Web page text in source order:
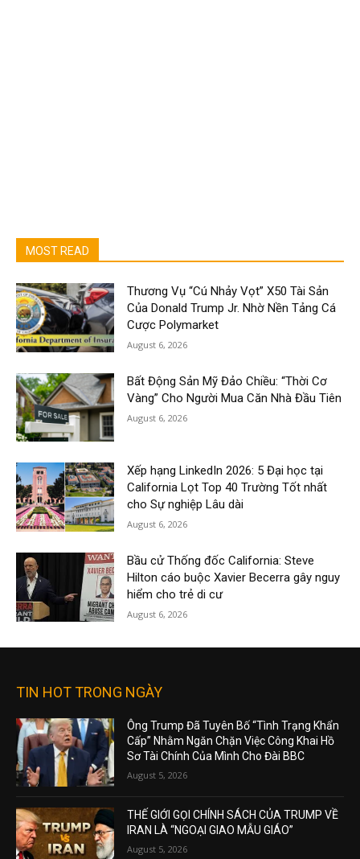
MOST READ
Thương Vụ “Cú Nhảy Vọt” X50 Tài Sản
Của Donald Trump Jr. Nhờ Nền Tảng Cá
Cược Polymarket
August 6, 2026
Bất Động Sản Mỹ Đảo Chiều: “Thời Cơ
Vàng” Cho Người Mua Căn Nhà Đầu Tiên
August 6, 2026
Xếp hạng LinkedIn 2026: 5 Đại học tại
California Lọt Top 40 Trường Tốt nhất
cho Sự nghiệp Lâu dài
August 6, 2026
Bầu cử Thống đốc California: Steve
Hilton cáo buộc Xavier Becerra gây nguy
hiểm cho trẻ di cư
August 6, 2026
TIN HOT TRONG NGÀY
Ông Trump Đã Tuyên Bố “Tình Trạng Khẩn
Cấp” Nhằm Ngăn Chặn Việc Công Khai Hồ
Sơ Tài Chính Của Mình Cho Đài BBC
August 5, 2026
THẾ GIỚI GỌI CHÍNH SÁCH CỦA TRUMP VỀ
IRAN LÀ “NGOẠI GIAO MẪU GIÁO”
August 5, 2026